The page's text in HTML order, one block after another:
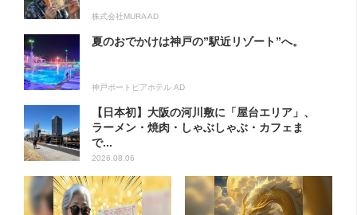
株式会社MURA AD
夏のおでかけは神戸の”駅近リゾート”へ。
神戸ポートピアホテル AD
【日本初】大阪の河川敷に「屋台エリア」、
ラーメン・焼肉・しゃぶしゃぶ・カフェま
で...
2026.08.06